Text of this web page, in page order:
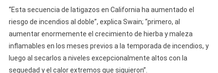
“Esta secuencia de latigazos en California ha aumentado el
riesgo de incendios al doble”, explica Swain; “primero, al
aumentar enormemente el crecimiento de hierba y maleza
inflamables en los meses previos a la temporada de incendios, y
luego al secarlos a niveles excepcionalmente altos con la
sequedad y el calor extremos que siguieron”.